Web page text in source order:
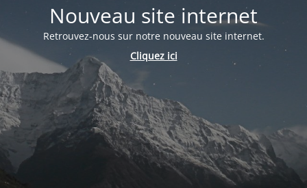
Nouveau site internet
Retrouvez-nous sur notre nouveau site internet.
Cliquez ici